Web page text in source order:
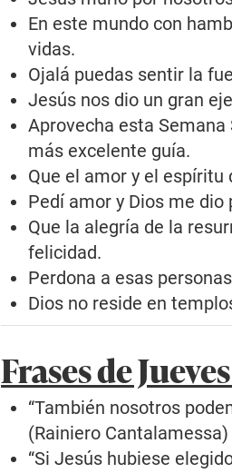
En este mundo con
vidas.
Ojalá puedas sentir la
Jesús nos dio un gran
Aprovecha esta
más excelente guía.
Que el amor y el
Pedí amor y Dios me dio
Que la alegría de la
felicidad.
Perdona a esas
Dios no reside en
Frases de
“También nosotros
(Rainiero Cantalamessa)
“Si Jesús hubiese